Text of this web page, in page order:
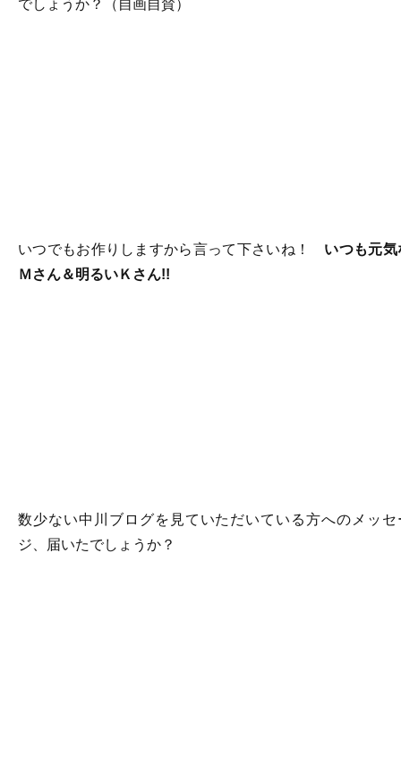
でしょうか？（自画自賛）
いつでもお作りしますから言って下さいね！ いつも元気
Ｍさん＆明るいＫさん!!
数少ない中川ブログを見ていただいている方へのメッセ
ジ、届いたでしょうか？